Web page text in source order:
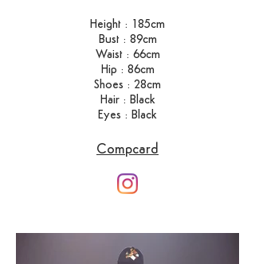
Height : 185cm
Bust : 89cm
Waist : 66cm
Hip : 86cm
Shoes : 28cm
Hair : Black
Eyes : Black
Compcard